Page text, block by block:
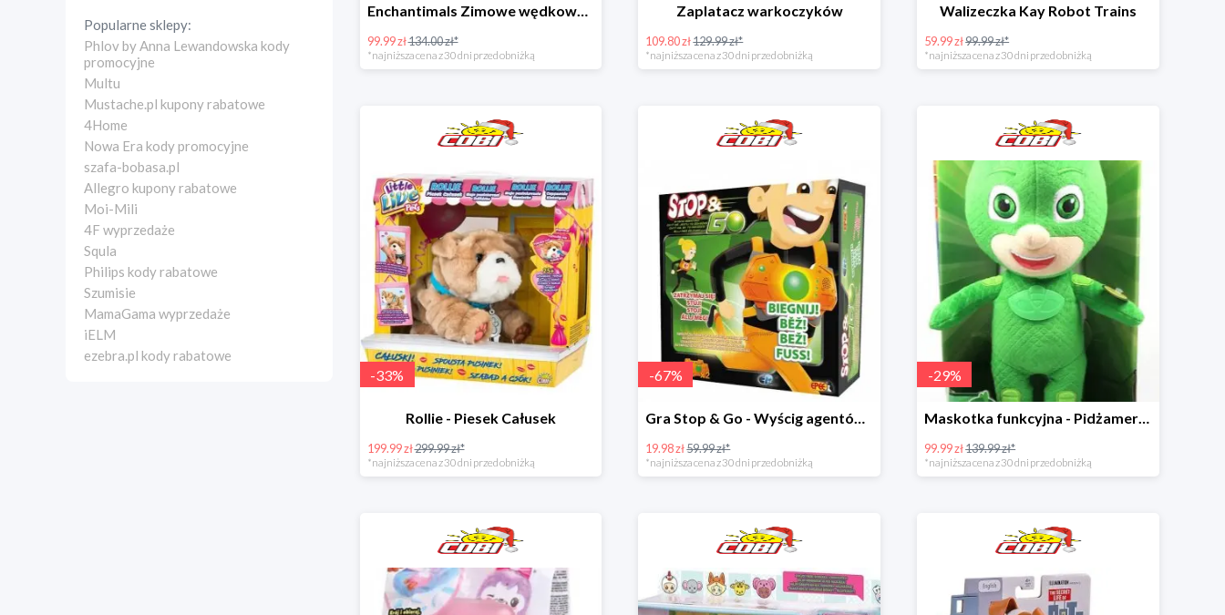
Popularne sklepy:
Phlov by Anna Lewandowska kody
promocyjne
Multu
Mustache.pl kupony rabatowe
4Home
Nowa Era kody promocyjne
szafa-bobasa.pl
Allegro kupony rabatowe
Moi-Mili
4F wyprzedaże
Squla
Philips kody rabatowe
Szumisie
MamaGama wyprzedaże
iELM
ezebra.pl kody rabatowe
Enchantimals Zimowe wędkowanie w super cenie
99.99 zł134.00 zł*
*najniższa cena z 30 dni przed obniżką
Zaplatacz warkoczyków
109.80 zł129.99 zł*
*najniższa cena z 30 dni przed obniżką
Walizeczka Kay Robot Trains
59.99 zł99.99 zł*
*najniższa cena z 30 dni przed obniżką
-33%
Rollie - Piesek Całusek
199.99 zł299.99 zł*
*najniższa cena z 30 dni przed obniżką
-67%
Gra Stop & Go - Wyścig agentów w super cenie
19.98 zł59.99 zł*
*najniższa cena z 30 dni przed obniżką
-29%
Maskotka funkcyjna - Pidżamersi w super cenie
99.99 zł139.99 zł*
*najniższa cena z 30 dni przed obniżką